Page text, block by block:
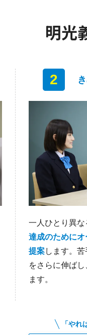
明光
2
一人ひとり異な
達成のために
提案します。
をさらに伸ば
ます。
「や